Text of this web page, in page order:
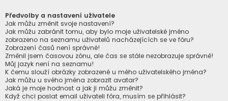
Předvolby a nastavení uživatele
Jak můžu změnit svoje nastavení?
Jak můžu zabránit tomu, aby bylo moje uživatelské jméno
zobrazeno na seznamu uživatelů nacházejících se ve fóru?
Zobrazení časů není správné!
Změnil jsem časovou zónu, ale čas se stále nezobrazuje správně!
Můj jazyk není na seznamu!
K čemu slouží obrázky zobrazené u mého uživatelského jména?
Jak můžu u svého jména zobrazit avatar?
Jaká je moje hodnost a jak ji můžu změnit?
Když chci poslat email uživateli fóra, musím se přihlásit?